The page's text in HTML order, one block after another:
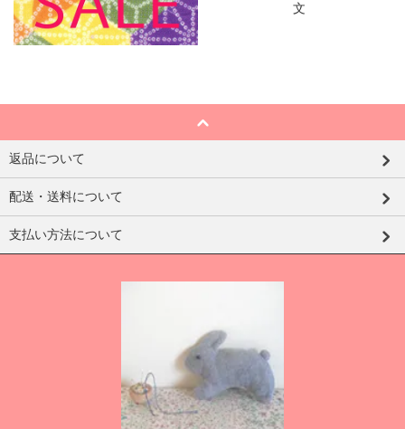
返品について
配送・送料について
支払い方法について